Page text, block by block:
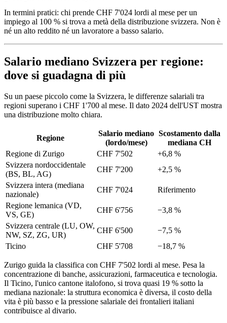
In termini pratici: chi prende CHF 7'024 lordi al mese per un
impiego al 100 % si trova a metà della distribuzione svizzera. Non è
né un alto reddito né un lavoratore a basso salario.
Salario mediano Svizzera per regione:
dove si guadagna di più
Su un paese piccolo come la Svizzera, le differenze salariali tra
regioni superano i CHF 1'700 al mese. Il dato 2024 dell'UST mostra
una distribuzione molto chiara.
Regione
Salario mediano
(lordo/mese)
Scostamento dalla
mediana CH
Regione di Zurigo
CHF 7'502
+6,8 %
Svizzera nordoccidentale
(BS, BL, AG)
CHF 7'200
+2,5 %
Svizzera intera (mediana
nazionale)
CHF 7'024
Riferimento
Regione lemanica (VD,
VS, GE)
CHF 6'756
−3,8 %
Svizzera centrale (LU, OW,
NW, SZ, ZG, UR)
CHF 6'500
−7,5 %
Ticino
CHF 5'708 −18,7 %
Zurigo guida la classifica con CHF 7'502 lordi al mese. Pesa la
concentrazione di banche, assicurazioni, farmaceutica e tecnologia.
Il Ticino, l'unico cantone italofono, si trova quasi 19 % sotto la
mediana nazionale: la struttura economica è diversa, il costo della
vita è più basso e la pressione salariale dei frontalieri italiani
contribuisce al divario.